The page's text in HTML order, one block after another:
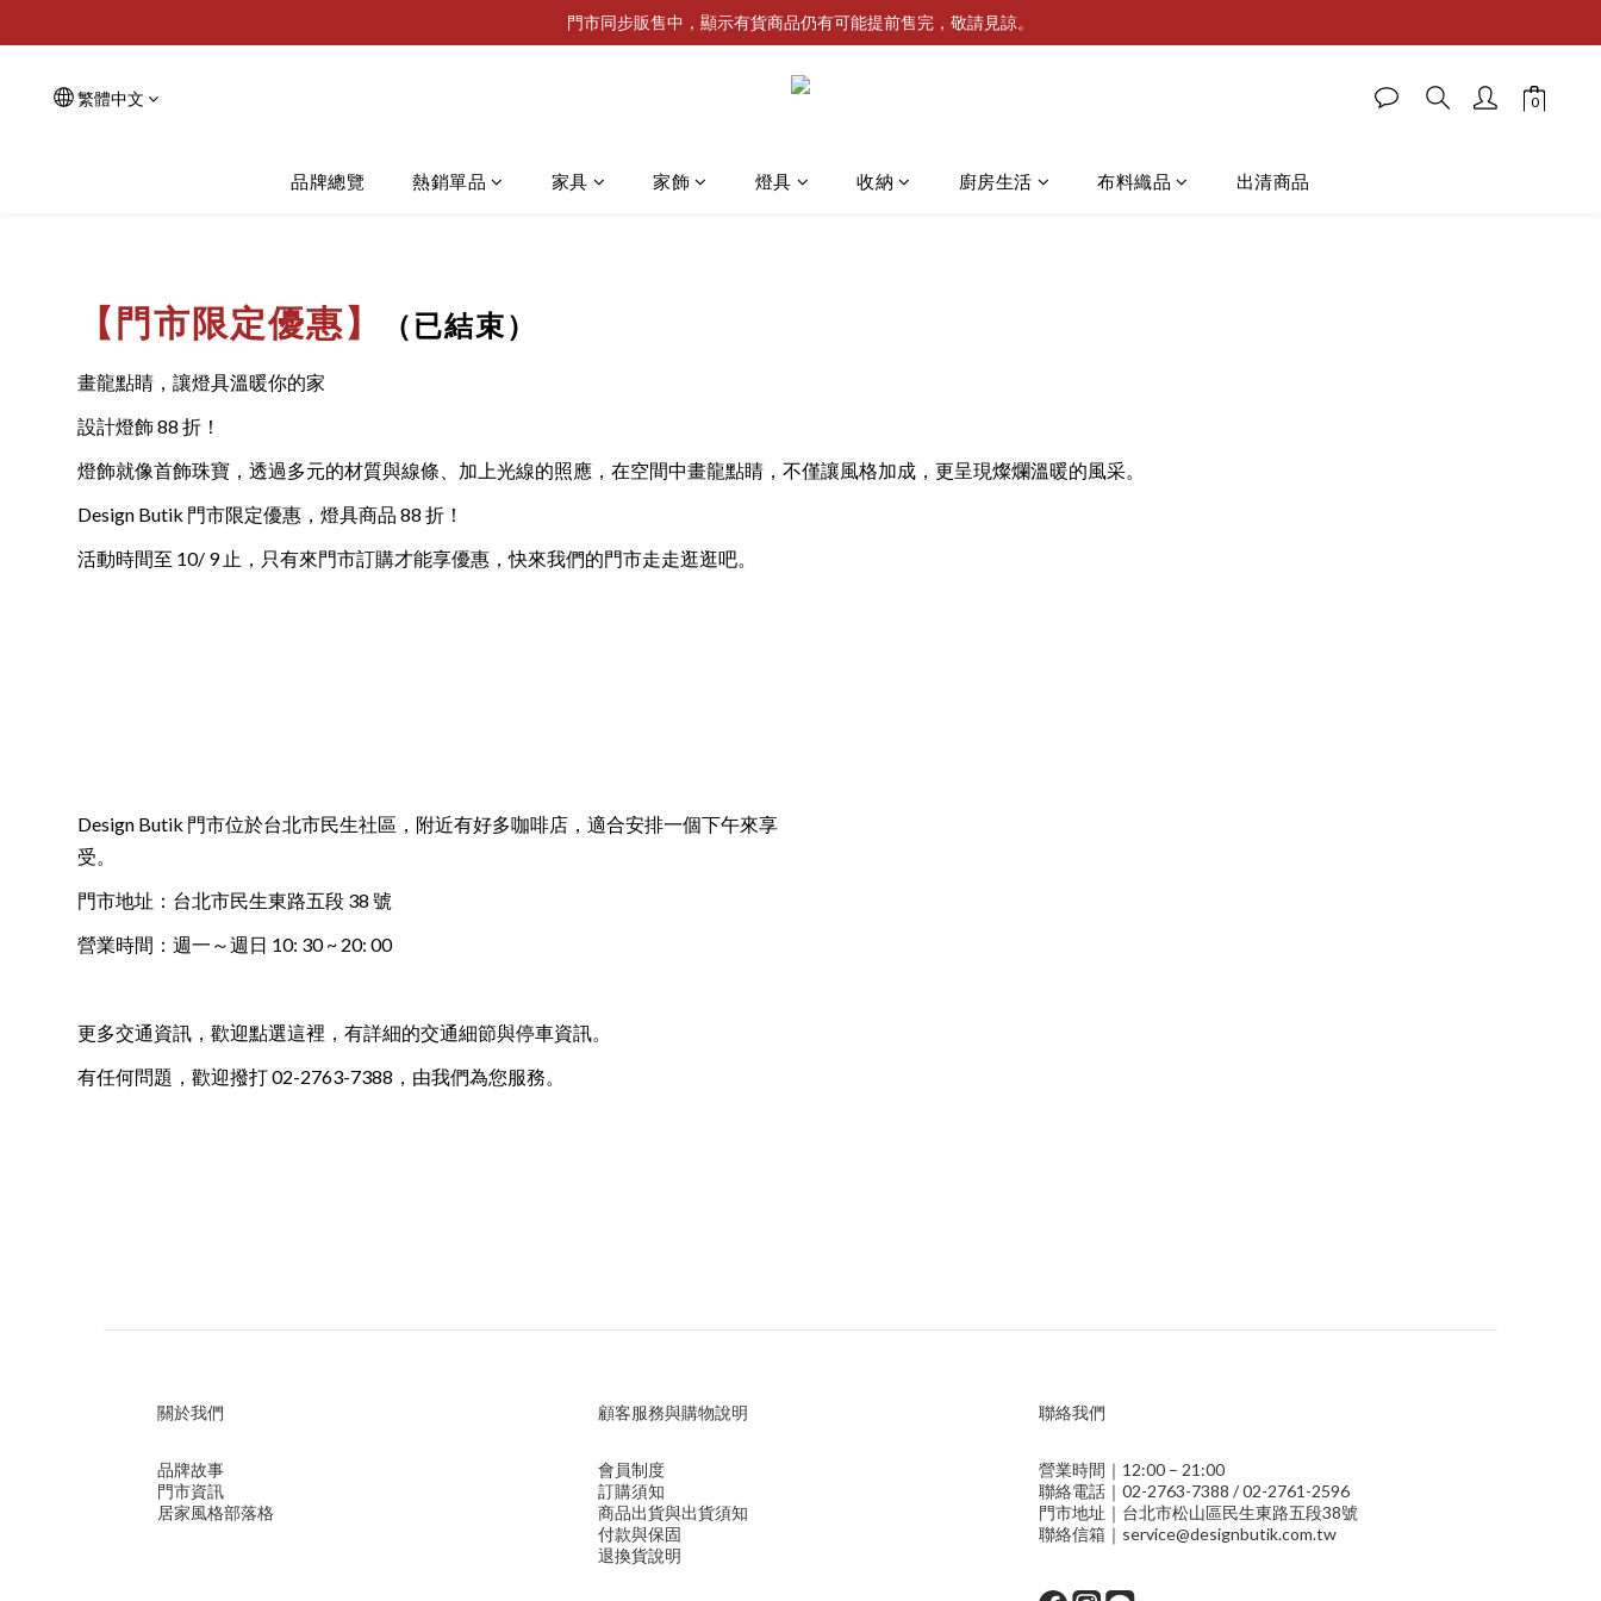
門市同步販售中，顯示有貨商品仍有可能提前售完，敬請見諒。
繁體中文
品牌總覽 熱銷單品 家具 家飾 燈具 收納 廚房生活 布料織品 出清商品
【門市限定優惠】 （已結束）
畫龍點睛，讓燈具溫暖你的家
設計燈飾 88 折！
燈飾就像首飾珠寶，透過多元的材質與線條、加上光線的照應，在空間中畫龍點睛，不僅讓風格加成，更呈現燦爛溫暖的風采。
Design Butik 門市限定優惠，燈具商品 88 折！
活動時間至 10/ 9 止，只有來門市訂購才能享優惠，快來我們的門市走走逛逛吧。
Design Butik 門市位於台北市民生社區，附近有好多咖啡店，適合安排一個下午來享
受。
門市地址：台北市民生東路五段 38 號
營業時間：週一～週日 10: 30 ~ 20: 00
更多交通資訊，歡迎點選這裡 ，有詳細的交通細節與停車資訊。
有任何問題，歡迎撥打 02-2763-7388，由我們為您服務。
關於我們
品牌故事
門市資訊
居家風格部落格
顧客服務與購物說明
會員制度
訂購須知
商品出貨與出貨須知
付款與保固
退換貨說明
聯絡我們
營業時間｜12:00 – 21:00
聯絡電話｜02-2763-7388 / 02-2761-2596
門市地址｜台北市松山區民生東路五段38號
聯絡信箱｜service@designbutik.com.tw